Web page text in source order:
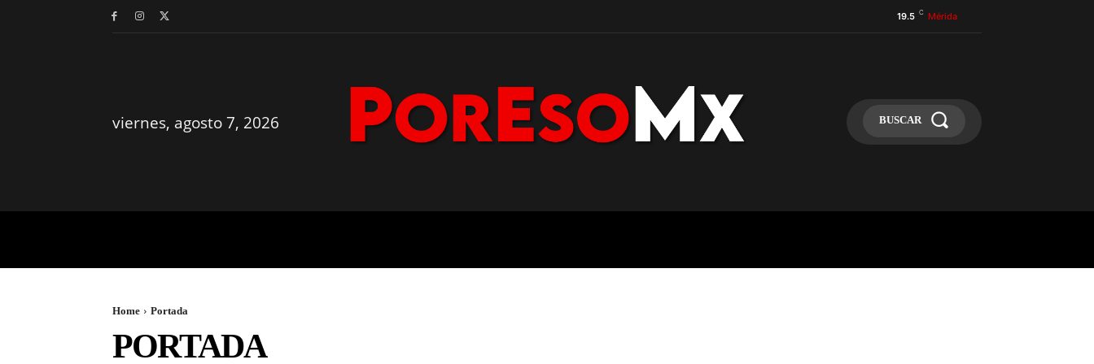
19.5 C Mérida
viernes, agosto 7, 2026 BUSCAR
Home Portada
PORTADA